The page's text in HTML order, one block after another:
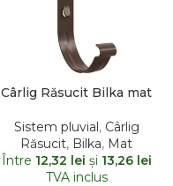
Cârlig Răsucit Bilka mat
Sistem pluvial, Cârlig
Răsucit, Bilka, Mat
Între 12,32 lei şi 13,26 lei
TVA inclus